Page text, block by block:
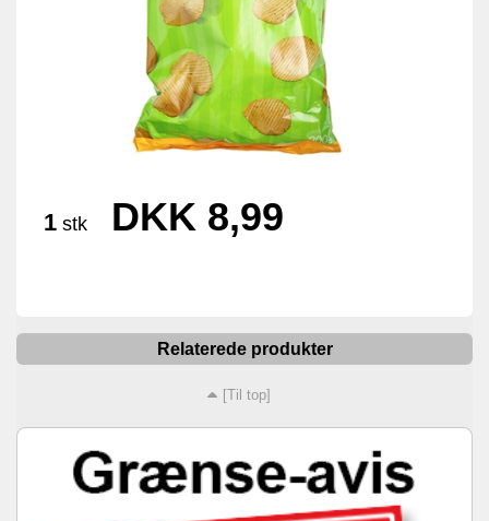
1 stk DKK 8,99
Relaterede produkter
[Til top]